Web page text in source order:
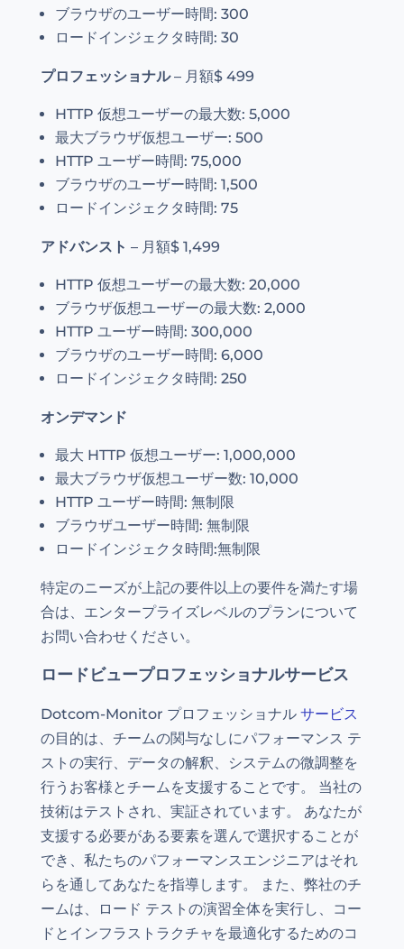
ブラウザのユーザー時間: 300
ロードインジェクタ時間: 30
プロフェッショナル– 月額$ 499
HTTP 仮想ユーザーの最大数: 5,000
最大ブラウザ仮想ユーザー: 500
HTTP ユーザー時間: 75,000
ブラウザのユーザー時間: 1,500
ロードインジェクタ時間: 75
アドバンスト – 月額$ 1,499
HTTP 仮想ユーザーの最大数: 20,000
ブラウザ仮想ユーザーの最大数: 2,000
HTTP ユーザー時間: 300,000
ブラウザのユーザー時間: 6,000
ロードインジェクタ時間: 250
オンデマンド
最大 HTTP 仮想ユーザー: 1,000,000
最大ブラウザ仮想ユーザー数: 10,000
HTTP ユーザー時間: 無制限
ブラウザユーザー時間: 無制限
ロードインジェクタ時間:無制限
特定のニーズが上記の要件以上の要件を満たす場
合は、エンタープライズレベルのプランについて
お問い合わせください。
ロードビュープロフェッショナルサービス
Dotcom-Monitor プロフェッショナル サービス
の目的は、チームの関与なしにパフォーマンス テ
ストの実行、データの解釈、システムの微調整を
行うお客様とチームを支援することです。 当社の
技術はテストされ、実証されています。 あなたが
支援する必要がある要素を選んで選択することが
でき、私たちのパフォーマンスエンジニアはそれ
らを通してあなたを指導します。 また、弊社のチ
ームは、ロード テストの演習全体を実行し、コー
ドとインフラストラクチャを最適化するためのコ